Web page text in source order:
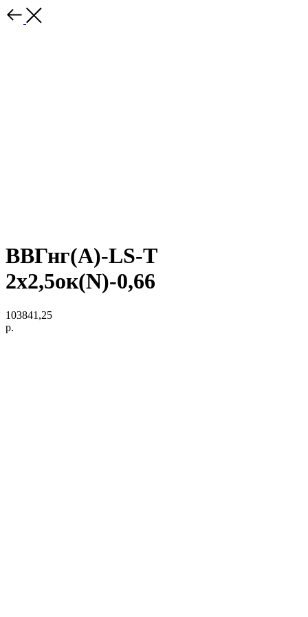
ВВГнг(A)-LS-Т
2х2,5ок(N)-0,66
103841,25
р.